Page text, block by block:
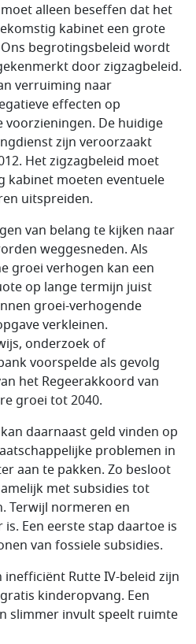
alleen beseffen dat het
kabinet een grote
begrotingsbeleid wordt
door zigzagbeleid.
verruiming naar
effecten op
De huidige
zijn veroorzaakt
Het zigzagbeleid moet
kabinet moeten eventuele
uitspreiden.
van belang te kijken naar
weggesneden. Als
groei verhogen kan een
op lange termijn juist
groei-verhogende
verkleinen.
onderzoek of
voorspelde als gevolg
het Regeerakkoord van
groei tot 2040.
daarnaast geld vinden op
problemen in
aan te pakken. Zo besloot
met subsidies tot
Terwijl normeren en
Een eerste stap daartoe is
van fossiele subsidies.
Rutte IV-beleid zijn
kinderopvang. Een
slimmer invult speelt ruimte